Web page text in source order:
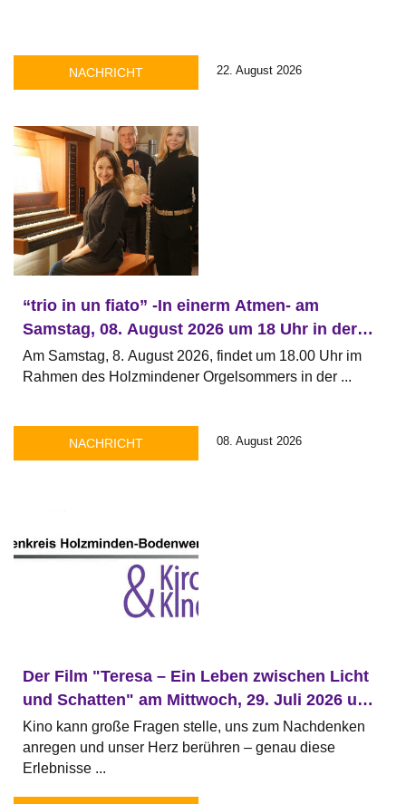
NACHRICHT 22. August 2026
“trio in un fiato” -In einerm Atmen- am
Samstag, 08. August 2026 um 18 Uhr in der
Lutherkirche Holzminden
Am Samstag, 8. August 2026, findet um 18.00 Uhr im
Rahmen des Holzmindener Orgelsommers in der ...
NACHRICHT 08. August 2026
Der Film "Teresa – Ein Leben zwischen Licht
und Schatten" am Mittwoch, 29. Juli 2026 um
19 Uhr im Roxy-Kino
Kino kann große Fragen stelle, uns zum Nachdenken
anregen und unser Herz berühren – genau diese
Erlebnisse ...